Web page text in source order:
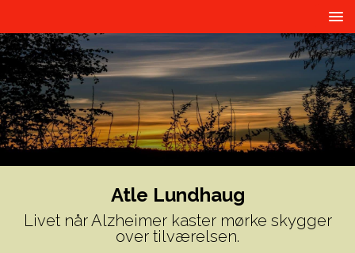
Atle Lundhaug
Livet når Alzheimer kaster mørke skygger
over tilværelsen.